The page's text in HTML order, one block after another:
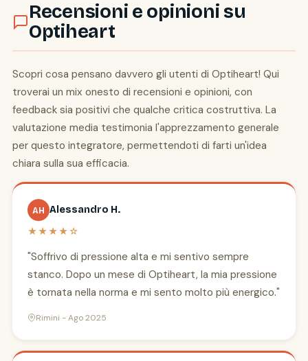
Recensioni e opinioni su
Optiheart
Scopri cosa pensano davvero gli utenti di Optiheart! Qui
troverai un mix onesto di recensioni e opinioni, con
feedback sia positivi che qualche critica costruttiva. La
valutazione media testimonia l'apprezzamento generale
per questo integratore, permettendoti di farti un'idea
chiara sulla sua efficacia.
AH Alessandro H.
★★★★☆
"Soffrivo di pressione alta e mi sentivo sempre
stanco. Dopo un mese di Optiheart, la mia pressione
è tornata nella norma e mi sento molto più energico."
Rimini - Ago 2025